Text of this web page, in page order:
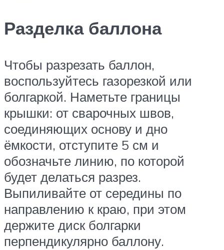
Разделка баллона
Чтобы разрезать баллон,
воспользуйтесь газорезкой или
болгаркой. Наметьте границы
крышки: от сварочных швов,
соединяющих основу и дно
ёмкости, отступите 5 см и
обозначьте линию, по которой
будет делаться разрез.
Выпиливайте от середины по
направлению к краю, при этом
держите диск болгарки
перпендикулярно баллону.